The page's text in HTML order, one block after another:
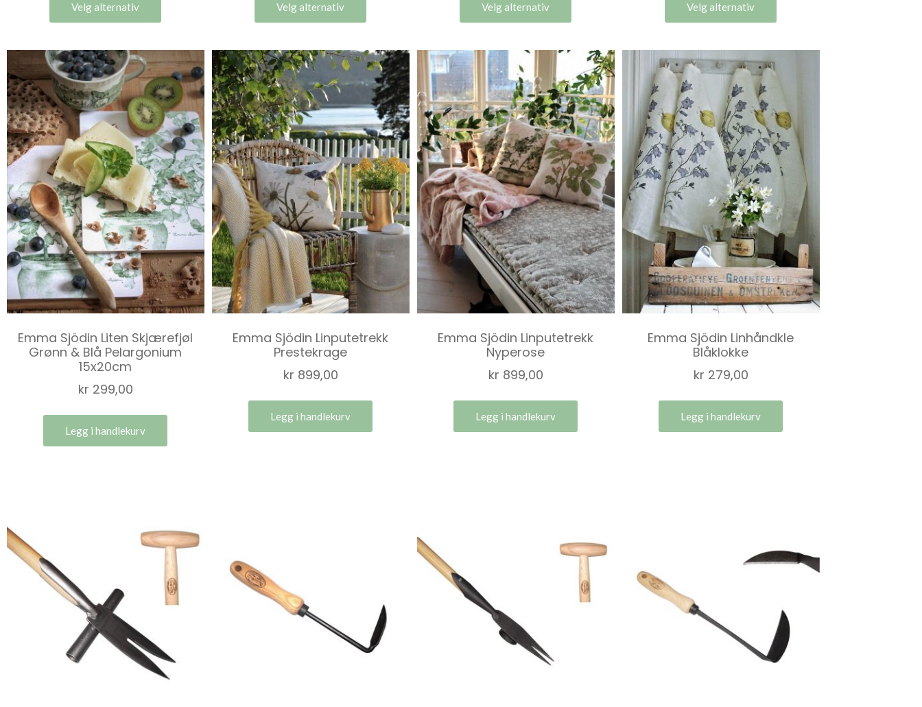
Velg alternativ Velg alternativ Velg alternativ Velg alternativ
Emma Sjödin Liten Skjærefjøl
Grønn & Blå Pelargonium
15x20cm
kr 299,00
Legg i handlekurv
Emma Sjödin Linputetrekk
Prestekrage
kr 899,00
Legg i handlekurv
Emma Sjödin Linputetrekk
Nyperose
kr 899,00
Legg i handlekurv
Emma Sjödin Linhåndkle
Blåklokke
kr 279,00
Legg i handlekurv